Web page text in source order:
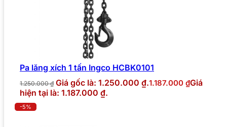
Pa lăng xích 1 tấn Ingco HCBK0101
1.250.000₫ Giá gốc là: 1.250.000 ₫.1.187.000 ₫Giá
hiện tại là: 1.187.000 ₫.
-5%